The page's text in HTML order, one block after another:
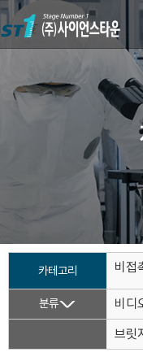
카테고리 비접
분류
비디
브릿